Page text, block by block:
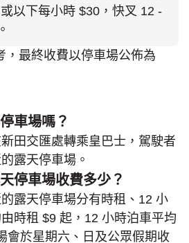
以下每小時 $30，快叉 12 -
，最終收費以停車場公佈為
車場嗎？
新田交匯處轉乘皇巴士，駕駛者
露天停車場。
停車場收費多少？
露天停車場分有時租、12 小
時租 $9 起，12 小時泊車平均
會於星期六、日及公眾假期收